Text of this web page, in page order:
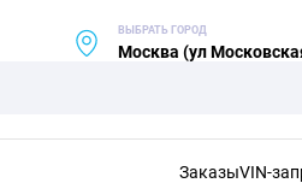
ВЫБРАТЬ ГОРОД
Москва (ул
ЗаказыVIN-